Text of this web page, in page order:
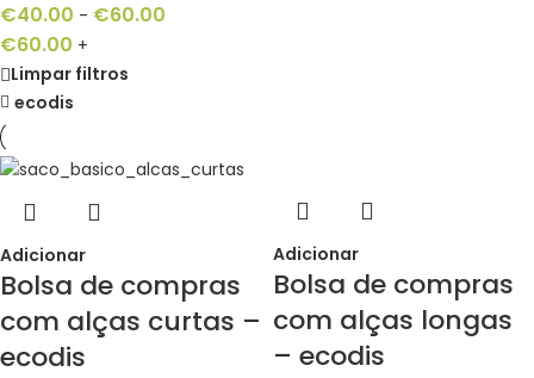
€40.00 - €60.00
€60.00 +
Limpar filtros
ecodis
Adicionar
Bolsa de compras
com alças curtas –
ecodis
Adicionar
Bolsa de compras
com alças longas
– ecodis